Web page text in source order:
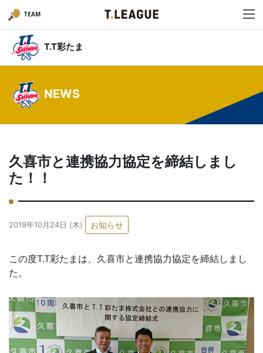
TEAM
T.T彩たま
NEWS
久喜市と連携協力協定を締結しまし
た！！
2019年10月24日 (木) お知らせ
この度T.T彩たまは、久喜市と連携協力協定を締結しまし
た。